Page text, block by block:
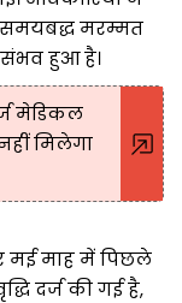
समयबद्ध मरम्मत
हुआ है।
मेडिकल
मिलेगा
मई माह में पिछले
दर्ज की गई है,